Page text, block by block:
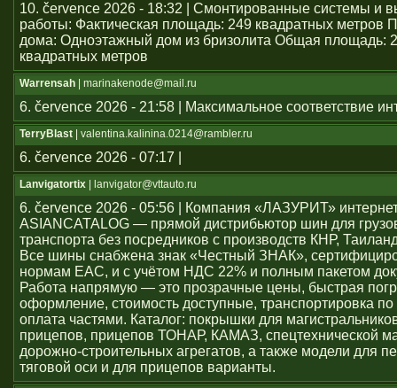
10. července 2026 - 18:32 | Смонтированные системы и
работы: Фактическая площадь: 249 квадратных метров
дома: Одноэтажный дом из бризолита Общая площадь:
квадратных метров
Warrensah | marinakenode@mail.ru
6. července 2026 - 21:58 | Максимальное соответствие
TerryBlast | valentina.kalinina.0214@rambler.ru
6. července 2026 - 07:17 |
Lanvigatortix | lanvigator@vttauto.ru
6. července 2026 - 05:56 | Компания «ЛАЗУРИТ»
ASIANCATALOG — прямой дистрибьютор шин для
транспорта без посредников с производств КНР,
Все шины снабжена знак «Честный ЗНАК»,
нормам ЕАС, и с учётом НДС 22% и полным пакетом
Работа напрямую — это прозрачные цены, быстрая
оформление, стоимость доступные, транспортировка по
оплата частями. Каталог: покрышки для
прицепов, прицепов ТОНАР, КАМАЗ, спецтехнической
дорожно-строительных агрегатов, а также модели для
тяговой оси и для прицепов варианты.